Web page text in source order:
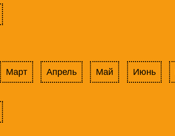
Март Апрель Май Июнь